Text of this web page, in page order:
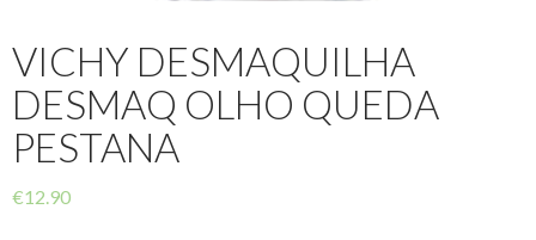
VICHY DESMAQUILHA
DESMAQ OLHO QUEDA
PESTANA
€12.90